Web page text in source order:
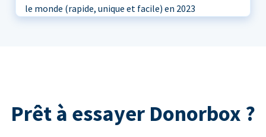
le monde (rapide, unique et facile) en 2023
Prêt à essayer Donorbox ?